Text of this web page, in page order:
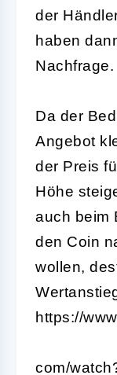
der
haben
Nachfrage.
Da der
Angebot
der Preis
Höhe
auch beim
den Coin
wollen,
https://
com/